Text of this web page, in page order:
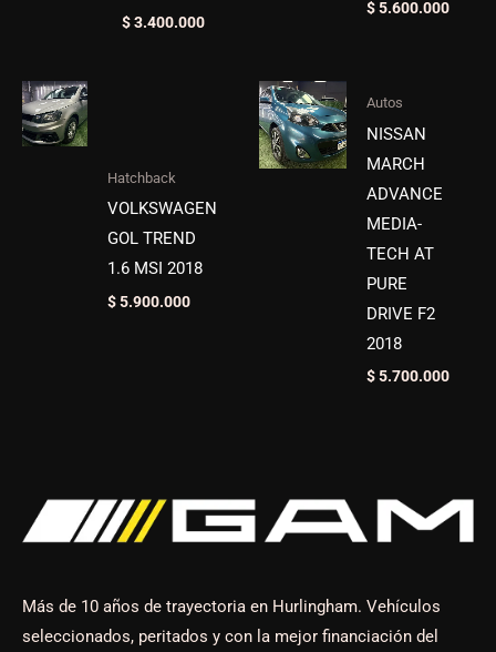
$3.400.000
$5.600.000
Hatchback
VOLKSWAGEN
GOL TREND
1.6 MSI 2018
$5.900.000
Autos
NISSAN
MARCH
ADVANCE
MEDIA-
TECH AT
PURE
DRIVE F2
2018
$5.700.000
Más de 10 años de trayectoria en Hurlingham. Vehículos
seleccionados, peritados y con la mejor financiación del